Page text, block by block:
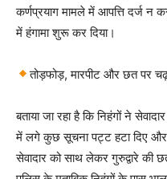
कर्णप्रयाग मामले में आपत्ति दर्ज न
में हंगामा शुरू कर दिया।
तोड़फोड़, मारपीट और छत पर
बताया जा रहा है कि निहंगों ने
में लगे कुछ सूचना पट्ट हटा दिए
सेवादार को साथ लेकर गुरुद्वारे